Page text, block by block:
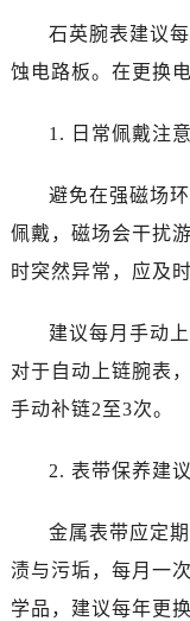
石英腕表建议
蚀电路板。在更换
1. 日常佩戴注
避免在强磁场
佩戴，磁场会干扰
时突然异常，应及
建议每月手动
对于自动上链腕表
手动补链2至3次。
2. 表带保养建议
金属表带应定
渍与污垢，每月一
学品，建议每年更换